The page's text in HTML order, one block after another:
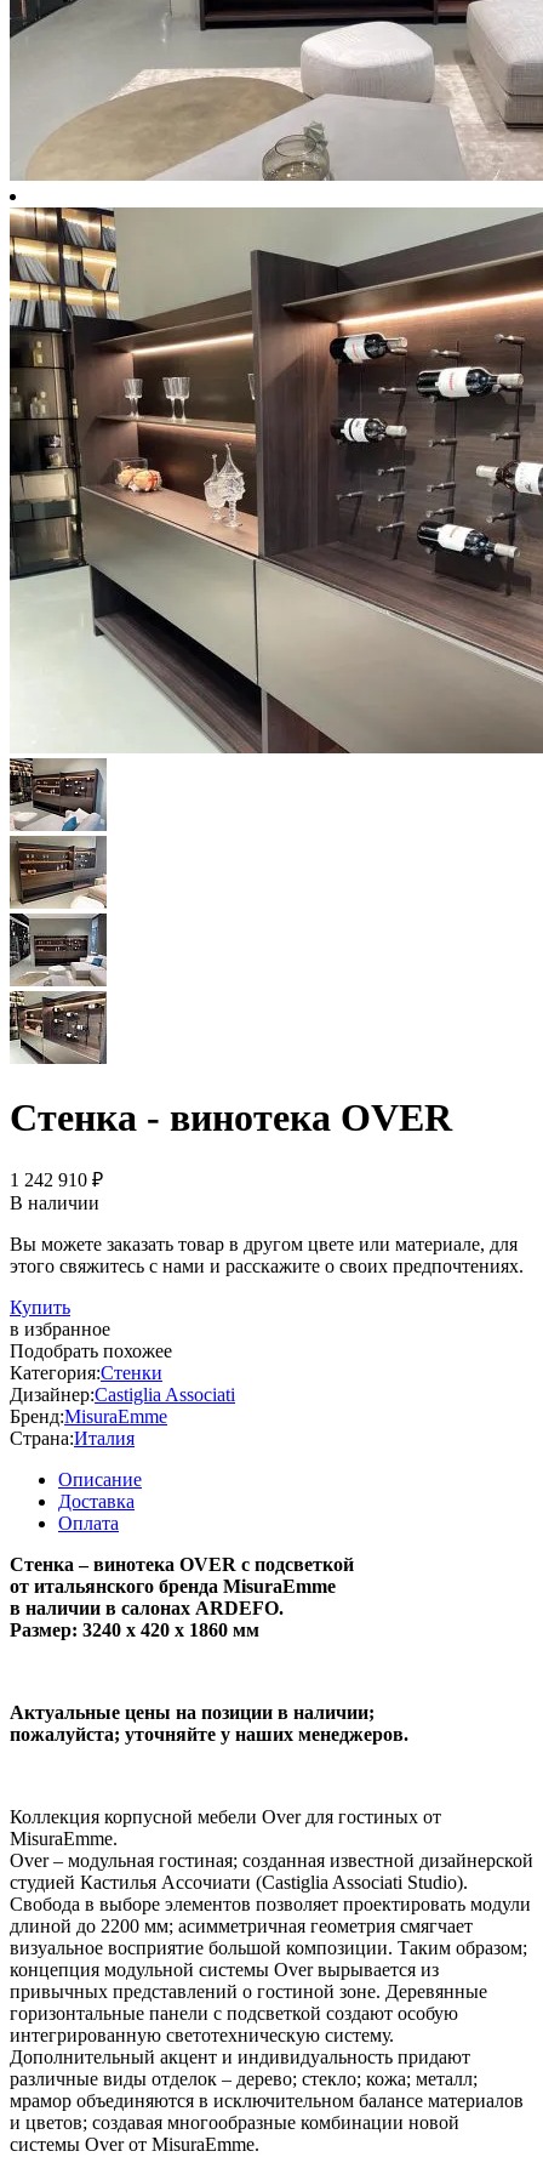
Стенка - винотека OVER
1 242 910 ₽
В наличии
Вы можете заказать товар в другом цвете или материале, для
этого свяжитесь с нами и расскажите о своих предпочтениях.
Купить
в избранное
Подобрать похожее
Категория:Стенки
Дизайнер:Castiglia Associati
Бренд:MisuraEmme
Страна:Италия
Описание
Доставка
Оплата
Стенка – винотека OVER с подсветкой
от итальянского бренда MisuraEmme
в наличии в салонах ARDEFO.
Размер: 3240 х 420 х 1860 мм
Актуальные цены на позиции в наличии;
пожалуйста; уточняйте у наших менеджеров.
Коллекция корпусной мебели Over для гостиных от
MisuraEmme.
Over – модульная гостиная; созданная известной дизайнерской
студией Кастилья Ассочиати (Castiglia Associati Studio).
Свобода в выборе элементов позволяет проектировать модули
длиной до 2200 мм; асимметричная геометрия смягчает
визуальное восприятие большой композиции. Таким образом;
концепция модульной системы Over вырывается из
привычных представлений о гостиной зоне. Деревянные
горизонтальные панели с подсветкой создают особую
интегрированную светотехническую систему.
Дополнительный акцент и индивидуальность придают
различные виды отделок – дерево; стекло; кожа; металл;
мрамор объединяются в исключительном балансе материалов
и цветов; создавая многообразные комбинации новой
системы Over от MisuraEmme.